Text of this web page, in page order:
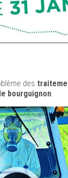
des
bourguignon.